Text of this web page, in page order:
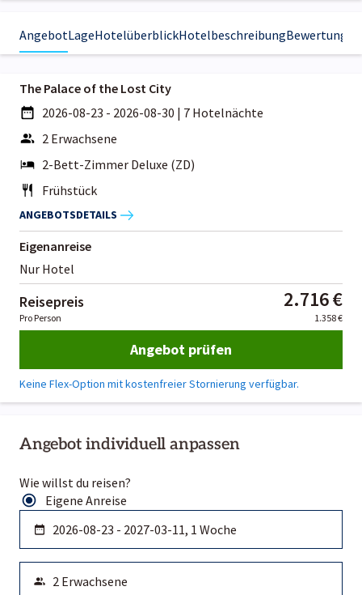
AngebotLageHotelüberblickHotelbeschreibungBewertungen
Angebot individuell anpassen
Wie willst du reisen?
Eigene Anreise
The Palace of the Lost City
2026-08-23 - 2026-08-30 | 7 Hotelnächte
2 Erwachsene
2-Bett-Zimmer Deluxe (ZD)
Frühstück
ANGEBOTSDETAILS
Eigenanreise
Nur Hotel
Reisepreis 2.716 €
Pro Person 1.358 €
Angebot prüfen
Keine Flex-Option mit kostenfreier Stornierung verfügbar.